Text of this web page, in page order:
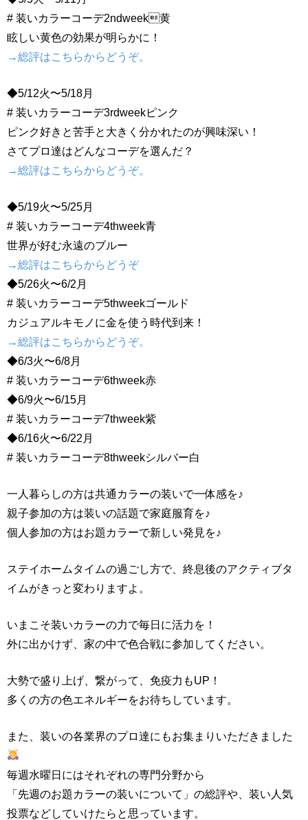
# 装いカラーコーデ2ndweek黄
眩しい黄色の効果が明らかに！
→総評はこちらからどうぞ。
◆5/12火〜5/18月
# 装いカラーコーデ3rdweekピンク
ピンク好きと苦手と大きく分かれたのが興味深い！
さてプロ達はどんなコーデを選んだ？
→総評はこちらからどうぞ。
◆5/19火〜5/25月
# 装いカラーコーデ4thweek青
世界が好む永遠のブルー
→総評はこちらからどうぞ
◆5/26火〜6/2月
# 装いカラーコーデ5thweekゴールド
カジュアルキモノに金を使う時代到来！
→総評はこちらからどうぞ。
◆6/3火〜6/8月
# 装いカラーコーデ6thweek赤
◆6/9火〜6/15月
# 装いカラーコーデ7thweek紫
◆6/16火〜6/22月
# 装いカラーコーデ8thweekシルバー白
一人暮らしの方は共通カラーの装いで一体感を♪
親子参加の方は装いの話題で家庭服育を♪
個人参加の方はお題カラーで新しい発見を♪
ステイホームタイムの過ごし方で、終息後のアクティブタ
イムがきっと変わりますよ。
いまこそ装いカラーの力で毎日に活力を！
外に出かけず、家の中で色合戦に参加してください。
大勢で盛り上げ、繋がって、免疫力もUP！
多くの方の色エネルギーをお待ちしています。
また、装いの各業界のプロ達にもお集まりいただきました
毎週水曜日にはそれぞれの専門分野から
「先週のお題カラーの装いについて」の総評や、装い人気
投票などしていけたらと思っています。